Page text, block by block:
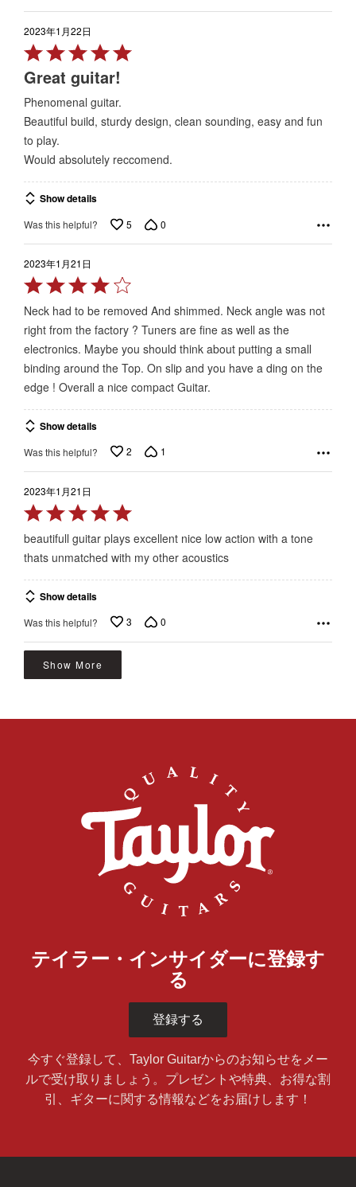
2023年1月22日
Rated
5
out
of
5
Great guitar!
Phenomenal guitar.
Beautiful build, sturdy design, clean sounding, easy and fun
to play.
Would absolutely reccomend.
Show details
Was this helpful? 5 0
2023年1月21日
Rated
4
out
of
5
Neck had to be removed And shimmed. Neck angle was not
right from the factory ? Tuners are fine as well as the
electronics. Maybe you should think about putting a small
binding around the Top. On slip and you have a ding on the
edge ! Overall a nice compact Guitar.
Show details
Was this helpful? 2 1
2023年1月21日
Rated
5
out
5
beautifull guitar plays excellent nice low action with a tone
thats unmatched with my other acoustics
Show details
Was this helpful? 3 0
Show More
テイラー・インサイダーに登録す
る
登録する
今すぐ登録して、Taylor Guitarからのお知らせをメー
ルで受け取りましょう。プレゼントや特典、お得な割
引、ギターに関する情報などをお届けします！